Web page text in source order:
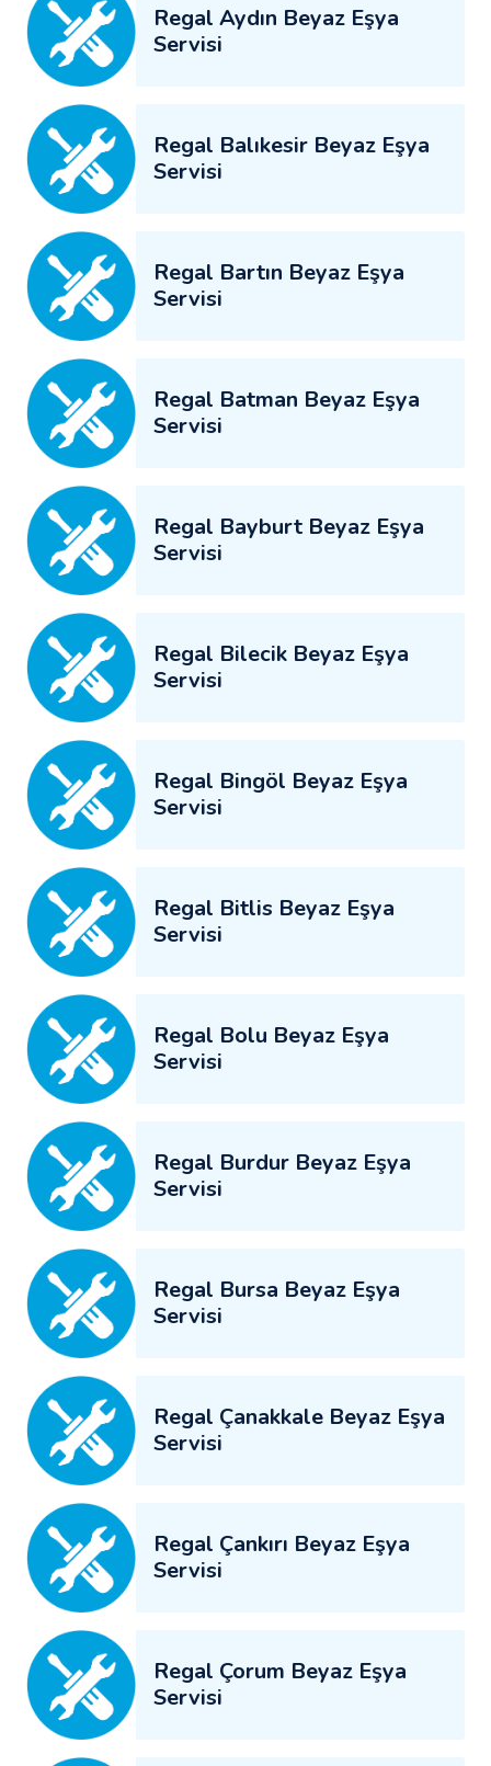
Regal Aydın Beyaz Eşya
Servisi
Regal Balıkesir Beyaz Eşya
Servisi
Regal Bartın Beyaz Eşya
Servisi
Regal Batman Beyaz Eşya
Servisi
Regal Bayburt Beyaz Eşya
Servisi
Regal Bilecik Beyaz Eşya
Servisi
Regal Bingöl Beyaz Eşya
Servisi
Regal Bitlis Beyaz Eşya
Servisi
Regal Bolu Beyaz Eşya
Servisi
Regal Burdur Beyaz Eşya
Servisi
Regal Bursa Beyaz Eşya
Servisi
Regal Çanakkale Beyaz Eşya
Servisi
Regal Çankırı Beyaz Eşya
Servisi
Regal Çorum Beyaz Eşya
Servisi